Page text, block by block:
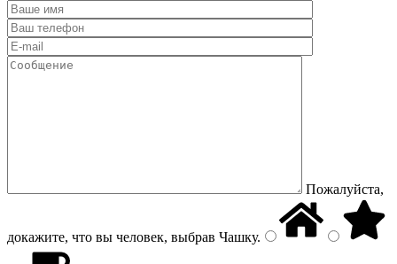
Пожалуйста,
докажите, что вы человек, выбрав Чашку.